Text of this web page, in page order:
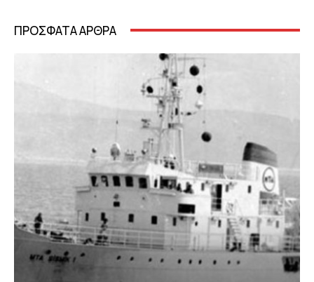
ΠΡΟΣΦΑΤΑ ΑΡΘΡΑ